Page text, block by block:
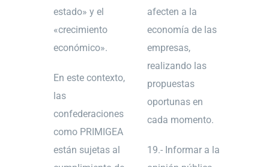
estado» y el
«crecimiento
económico».
En este contexto,
las
confederaciones
como PRIMIGEA
están sujetas al
afecten a la
economía de las
empresas,
realizando las
propuestas
oportunas en
cada momento.
19.- Informar a la